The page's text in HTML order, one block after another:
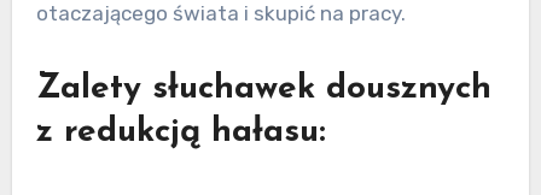
otaczającego świata i skupić na pracy.
Zalety słuchawek dousznych
z redukcją hałasu: